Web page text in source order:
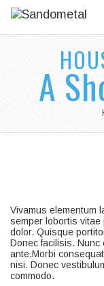
A
Vivamus elementum
semper lobortis vitae
dolor. Quisque
Donec facilisis.
ante.Morbi
nisi. Donec
commodo.